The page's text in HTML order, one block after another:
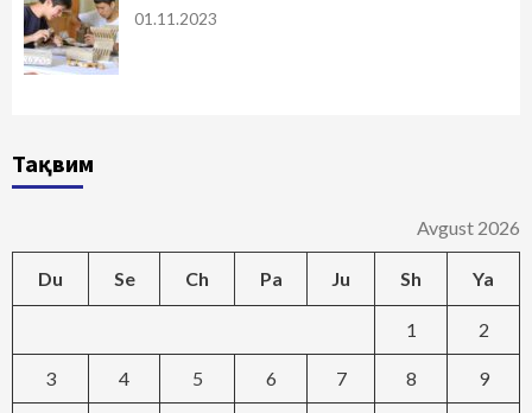
01.11.2023
Тақвим
Avgust 2026
Du Se Ch Pa Ju Sh Ya
1 2
3 4 5 6 7 8 9